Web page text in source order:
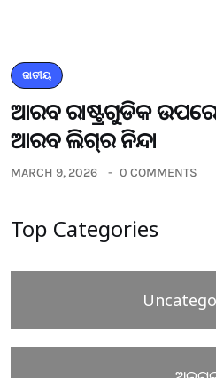
ଜାତୀୟ
ଆରବ ରାଷ୍ଟ୍ରଗୁଡିକ
ଆରବ ଲିଗ୍‌ର ନିନ୍ଦା
MARCH 9, 2026 0 COMMENTS
Top Categories